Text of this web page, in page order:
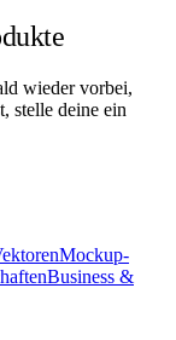
wieder vorbei,
stelle deine ein
Mockup-
Business &